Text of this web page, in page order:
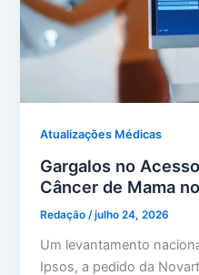
Atualizações Médicas
Gargalos no
Câncer de Mama
Redação/julho 24, 2026
Um levantamento
Ipsos, a pedido da